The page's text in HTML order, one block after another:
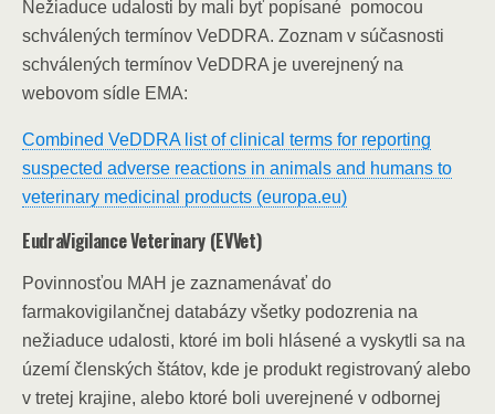
Nežiaduce udalosti by mali byť popísané pomocou
schválených termínov VeDDRA. Zoznam v súčasnosti
schválených termínov VeDDRA je uverejnený na
webovom sídle EMA:
Combined VeDDRA list of clinical terms for reporting
suspected adverse reactions in animals and humans to
veterinary medicinal products (europa.eu)
EudraVigilance Veterinary (EVVet)
Povinnosťou MAH je zaznamenávať do
farmakovigilančnej databázy všetky podozrenia na
nežiaduce udalosti, ktoré im boli hlásené a vyskytli sa na
území členských štátov, kde je produkt registrovaný alebo
v tretej krajine, alebo ktoré boli uverejnené v odbornej